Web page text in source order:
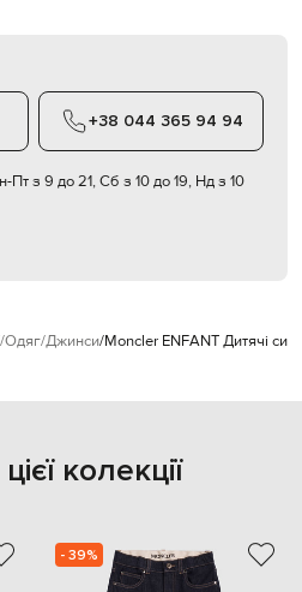
+38 044 365 94 94
Пт з 9 до 21, Сб з 10 до 19, Нд з 10
Одяг Джинси Moncler ENFANT Дитячі
колекції
- 39%